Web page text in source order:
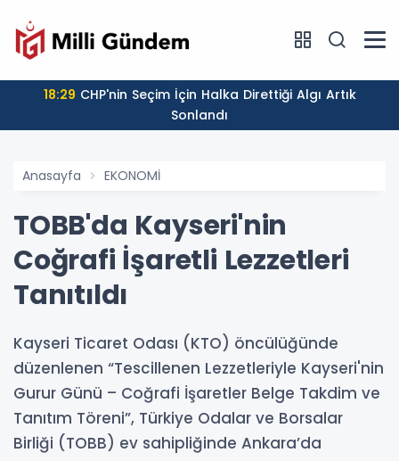
18:29
Sonlandı
Anasayfa EKONOMİ
TOBB'da Kayseri'nin
Coğrafi İşaretli Lezzetleri
Tanıtıldı
Kayseri Ticaret Odası (KTO) öncülüğünde
düzenlenen “Tescillenen Lezzetleriyle Kayseri'nin
Gurur Günü – Coğrafi İşaretler Belge Takdim ve
Tanıtım Töreni”, Türkiye Odalar ve Borsalar
Birliği (TOBB) ev sahipliğinde Ankara’da